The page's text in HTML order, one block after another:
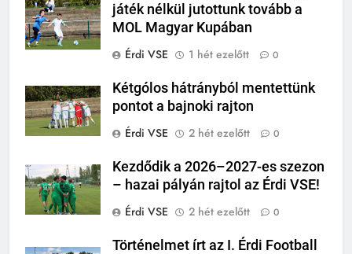
játék nélkül jutottunk tovább a
MOL Magyar Kupában
Érdi VSE
1 hét ezelőtt 0
Kétgólos hátrányból mentettünk
pontot a bajnoki rajton
Érdi VSE
2 hét ezelőtt 0
Kezdődik a 2026–2027-es szezon
– hazai pályán rajtol az Érdi VSE!
Érdi VSE
2 hét ezelőtt 0
Történelmet írt az I. Érdi Football